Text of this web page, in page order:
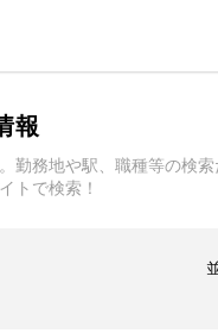
報
務地や駅、職種等の検
トで検索！